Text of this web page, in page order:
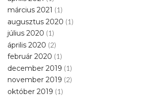
március 2021 (1)
augusztus 2020 (1)
július 2020 (1)
április 2020 (2)
február 2020 (1)
december 2019 (1)
november 2019 (2)
október 2019 (1)